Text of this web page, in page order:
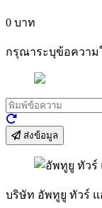
0 บาท
กรุณาระบุข้อความ
ส่งข้อมูล
บริษัท อัพทูยู ทัวร์ แ